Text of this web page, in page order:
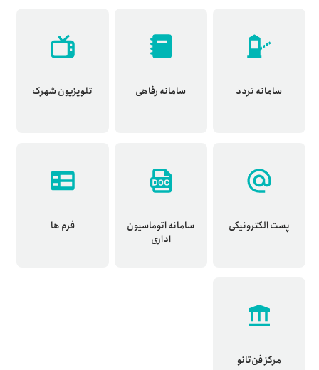
سامانه تردد سامانه رفاهی تلویزیون شهرک
پست الکترونیکی
سامانه اتوماسیون
اداری
فرم ها
مركز فن‌تانو